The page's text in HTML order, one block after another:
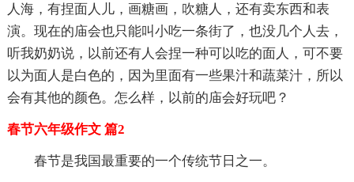
人海，有捏面人儿，画糖画，吹糖人，还有卖东西和表
演。现在的庙会也只能叫小吃一条街了，也没几个人去，
听我奶奶说，以前还有人会捏一种可以吃的面人，可不要
以为面人是白色的，因为里面有一些果汁和蔬菜汁，所以
会有其他的颜色。怎么样，以前的庙会好玩吧？
春节六年级作文 篇2
春节是我国最重要的一个传统节日之一。